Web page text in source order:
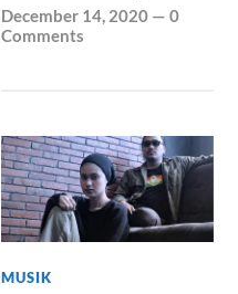
December 14, 2020 —0
Comments
MUSIK